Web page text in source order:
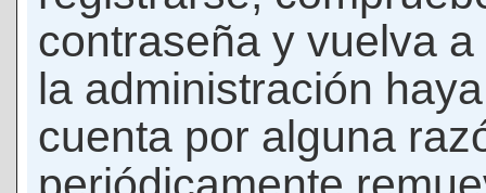
contraseña y vuelva
la administración
cuenta por alguna